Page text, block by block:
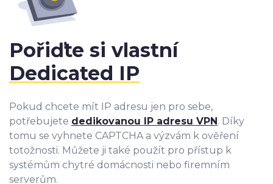
Pokud chcete mít IP adresu jen pro sebe,
potřebujete dedikovanou IP adresu VPN. Díky
tomu se vyhnete CAPTCHA a výzvám k ověření
totožnosti. Můžete ji také použít pro přístup k
systémům chytré domácnosti nebo firemním
serverům.
Pořiďte si vlastní
Dedicated IP